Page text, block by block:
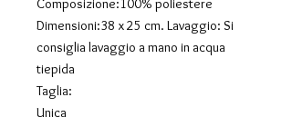
Composizione:100% poliestere
Dimensioni:38 x 25 cm. Lavaggio: Si
consiglia lavaggio a mano in acqua
tiepida
Taglia:
Unica